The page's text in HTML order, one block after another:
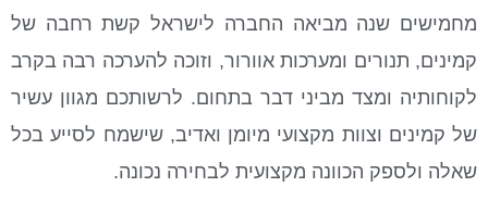
מחמישים שנה מביאה החברה לישראל קשת רחבה של
קמינים, תנורים ומערכות אוורור, וזוכה להערכה רבה בקרב
לקוחותיה ומצד מביני דבר בתחום. לרשותכם מגוון עשיר
של קמינים וצוות מקצועי מיומן ואדיב, שישמח לסייע בכל
שאלה ולספק הכוונה מקצועית לבחירה נכונה.